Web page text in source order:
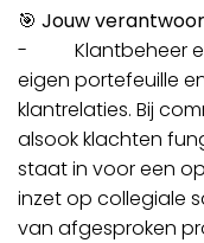
🎯 Jouw
- Klantbeheer en
eigen portefeuille
klantrelaties. Bij
alsook klachten
staat in voor een
inzet op collegiale
van afgesproken